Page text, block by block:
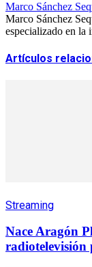
Marco Sánchez
Marco Sánchez
especializado en la
Artículos
Streaming
Nace Aragón
radiotelevisión